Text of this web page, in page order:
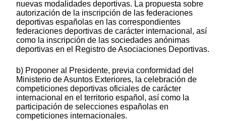
nuevas modalidades deportivas. La propuesta sobre
autorización de la inscripción de las federaciones
deportivas españolas en las correspondientes
federaciones deportivas de carácter internacional, así
como la inscripción de las sociedades anónimas
deportivas en el Registro de Asociaciones Deportivas.
b) Proponer al Presidente, previa conformidad del
Ministerio de Asuntos Exteriores, la celebración de
competiciones deportivas oficiales de carácter
internacional en el territorio español, así como la
participación de selecciones españolas en
competiciones internacionales.